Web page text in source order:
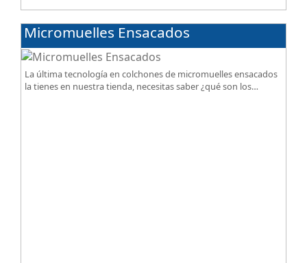
Micromuelles Ensacados
La última tecnología en colchones de micromuelles ensacados
la tienes en nuestra tienda, necesitas saber ¿qué son los